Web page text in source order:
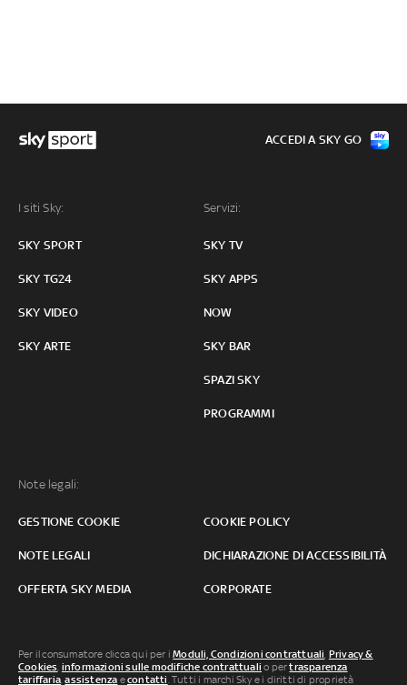
I siti Sky:
SKY SPORT
SKY TG24
SKY VIDEO
SKY ARTE
Servizi:
SKY TV
SKY APPS
NOW
SKY BAR
SPAZI SKY
PROGRAMMI
Note legali:
GESTIONE COOKIE COOKIE POLICY
NOTE LEGALI DICHIARAZIONE DI ACCESSIBILITÀ
OFFERTA SKY MEDIA CORPORATE
ACCEDI A SKY GO
Per il consumatore clicca qui per iModuli, Condizioni contrattuali Privacy &
Cookies informazioni sulle modifiche contrattuali o pertrasparenza
tariffaria ,assistenza econtatti . Tutti i marchi Sky e i diritti di proprietà